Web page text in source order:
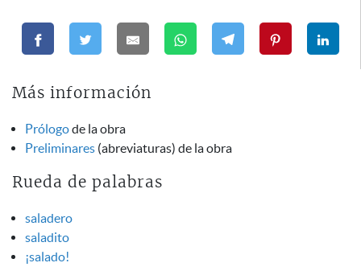
Más información
Prólogode la obra
Preliminares (abreviaturas) de la obra
Rueda de palabras
saladero
saladito
¡salado!